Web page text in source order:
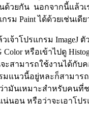
วยกัน นอกจากนี้แล้วเ
ม Paint ได้ด้วยเช่นเดี
จ้าโปรแกรม ImageJ
หรือเข้าไปดู
ะสามารถใช้งานได้กั
แนวนี้อยู่หละก็สามารถ
ามันเหมาะสำหรับคน
น่นอน หรือว่าจะเอาโ